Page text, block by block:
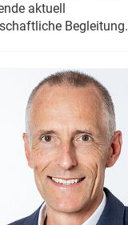
aktuell
Begleitung.